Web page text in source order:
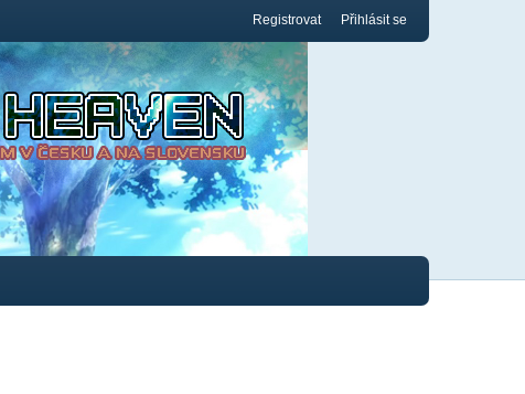
Registrovat Přihlásit se